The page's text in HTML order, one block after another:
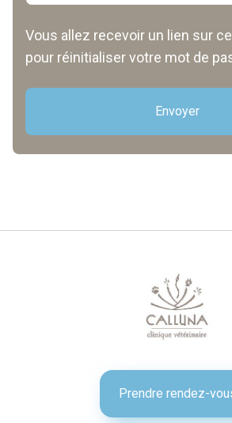
Vous allez recevoir un lien sur
pour réinitialiser votre mot de
Envoyer
Prendre rendez-